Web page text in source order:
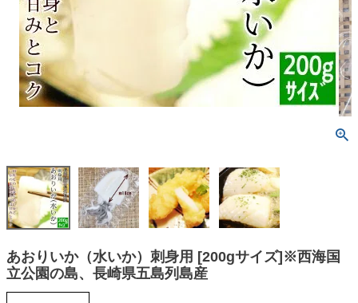
あおりいか（水いか）刺身用 [200gサイズ]※西海国
立公園の島、長崎県五島列島産